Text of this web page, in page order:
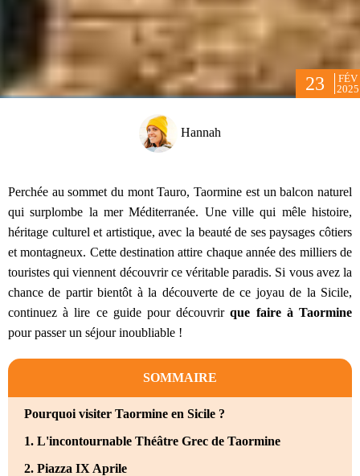
23
FÉV
2025
Hannah
Perchée au sommet du mont Tauro, Taormine est un balcon naturel
qui surplombe la mer Méditerranée. Une ville qui mêle histoire,
héritage culturel et artistique, avec la beauté de ses paysages côtiers
et montagneux. Cette destination attire chaque année des milliers de
touristes qui viennent découvrir ce véritable paradis. Si vous avez la
chance de partir bientôt à la découverte de ce joyau de la Sicile,
continuez à lire ce guide pour découvrirque faire à Taormine
pour passer un séjour inoubliable !
SOMMAIRE
Pourquoi visiter Taormine en Sicile ?
1. L'incontournable Théâtre Grec de Taormine
2. Piazza IX Aprile